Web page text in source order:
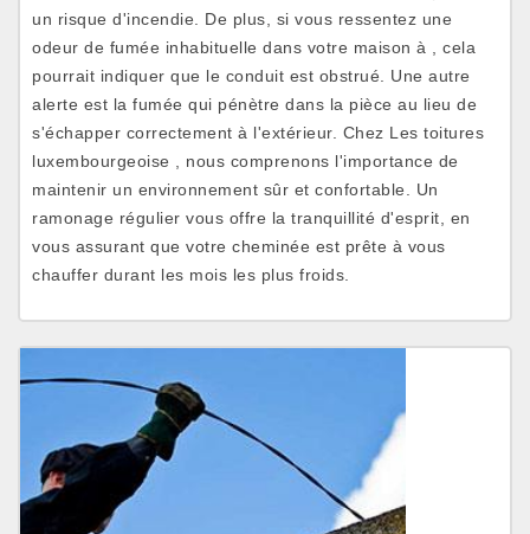
un risque d'incendie. De plus, si vous ressentez une
odeur de fumée inhabituelle dans votre maison à , cela
pourrait indiquer que le conduit est obstrué. Une autre
alerte est la fumée qui pénètre dans la pièce au lieu de
s'échapper correctement à l'extérieur. Chez Les toitures
luxembourgeoise , nous comprenons l'importance de
maintenir un environnement sûr et confortable. Un
ramonage régulier vous offre la tranquillité d'esprit, en
vous assurant que votre cheminée est prête à vous
chauffer durant les mois les plus froids.